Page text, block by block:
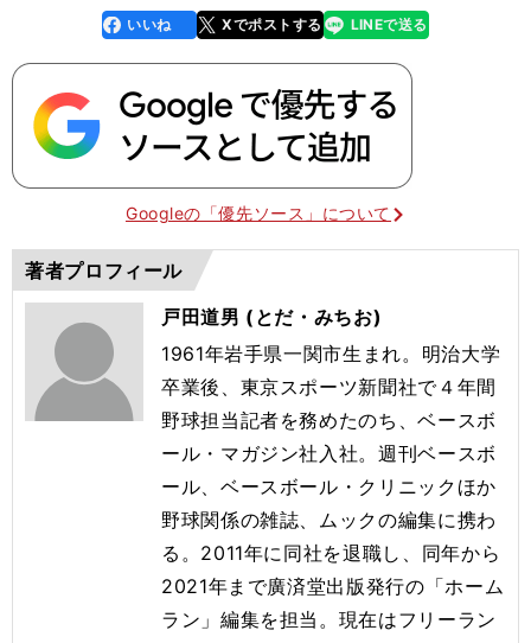
faceboo
k
いいね Xでポストする
line LINEで送る
Googleの「優先ソース」について
著者プロフィール
戸田道男 (とだ・みちお)
1961年岩手県一関市生まれ。明治大学
卒業後、東京スポーツ新聞社で４年間
野球担当記者を務めたのち、ベースボ
ール・マガジン社入社。週刊ベースボ
ール、ベースボール・クリニックほか
野球関係の雑誌、ムックの編集に携わ
る。2011年に同社を退職し、同年から
2021年まで廣済堂出版発行の「ホーム
ラン」編集を担当。現在はフリーラン